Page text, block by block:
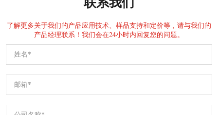
了解更多关于我们的产品应用技术、样品支持和定价等，请与我们的
产品经理联系！我们会在24小时内回复您的问题。